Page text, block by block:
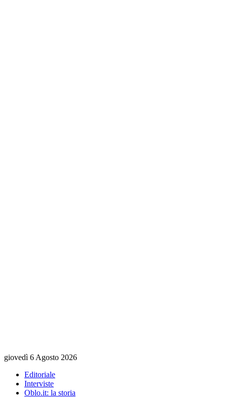
giovedì 6 Agosto 2026
Editoriale
Interviste
Oblo.it: la storia